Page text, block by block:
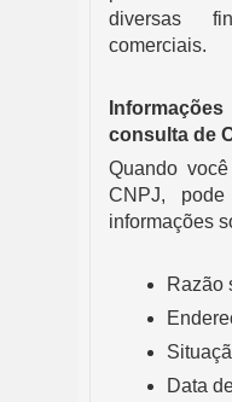
diversas
comerciais.
consulta de
Quando
CNPJ,
informações
Razão
Data